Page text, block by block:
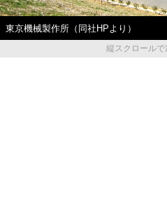
東京機械製作所（同社HPより）
縦スクロール